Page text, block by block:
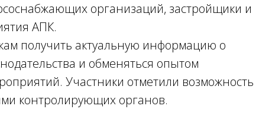
организаций, застройщики и
АПК.
получить актуальную информацию о
и обменяться опытом
Участники отметили возможность
контролирующих органов.